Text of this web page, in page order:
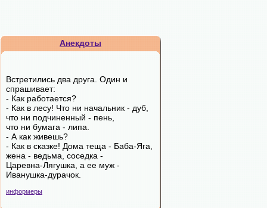
Анекдоты
Встретились два друга. Один и
спрашивает:
- Как работается?
- Как в лесу! Что ни начальник - дуб,
что ни подчиненный - пень,
что ни бумага - липа.
- А как живешь?
- Как в сказке! Дома теща - Баба-Яга,
жена - ведьма, соседка -
Царевна-Лягушка, а ее муж -
Иванушка-дурачок.
информеры